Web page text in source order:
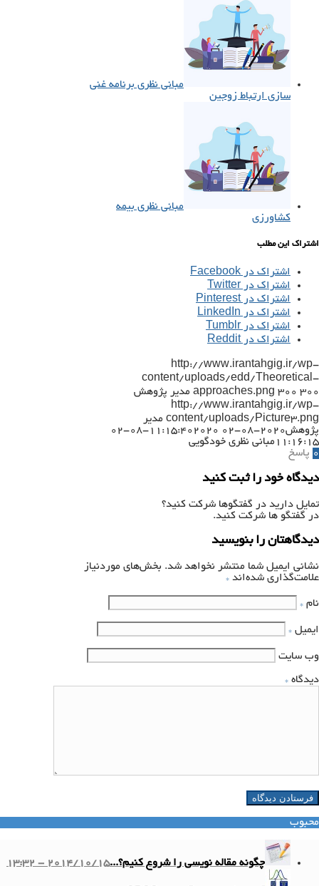
مبانی نظری برنامه غنی
سازی ارتباط زوجین
مبانی نظری بیمه
کشاورزی
اشتراک این مطلب
اشتراک در Facebook
اشتراک در Twitter
اشتراک در Pinterest
اشتراک در LinkedIn
اشتراک در Tumblr
اشتراک در Reddit
http://www.irantahgig.ir/wp-
content/uploads/edd/Theoretical-
approaches.png 300 300
مدیر پژوهش
http://www.irantahgig.ir/wp-
content/uploads/Picture3.png مدیر
پژوهش2020-08-02 11:15:40
2020-08-02
11:16:15 مبانی نظری خودگویی
0 پاسخ
دیدگاه خود را ثبت کنید
تمایل دارید در گفتگوها شرکت کنید؟
در گفتگو ها شرکت کنید.
دیدگاهتان را بنویسید
نشانی ایمیل شما منتشر نخواهد شد. بخش‌های موردنیاز
علامت‌گذاری شده‌اند *
نام *
ایمیل *
وب‌ سایت
دیدگاه *
محبوب
چگونه مقاله نویسی را شروع کنیم؟...2014/10/15 - 13:32